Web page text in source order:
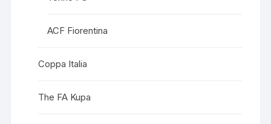
ACF Fiorentina
Coppa Italia
The FA Kupa